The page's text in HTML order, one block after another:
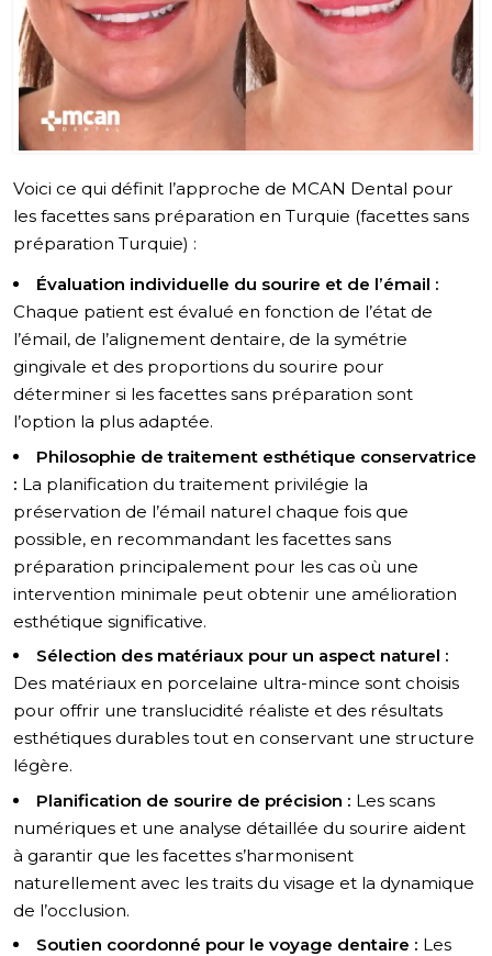
Voici ce qui définit l’approche de MCAN Dental pour
les facettes sans préparation en Turquie (facettes sans
préparation Turquie) :
Évaluation individuelle du sourire et de l’émail :
Chaque patient est évalué en fonction de l’état de
l’émail, de l’alignement dentaire, de la symétrie
gingivale et des proportions du sourire pour
déterminer si les facettes sans préparation sont
l’option la plus adaptée.
Philosophie de traitement esthétique conservatrice
: La planification du traitement privilégie la
préservation de l’émail naturel chaque fois que
possible, en recommandant les facettes sans
préparation principalement pour les cas où une
intervention minimale peut obtenir une amélioration
esthétique significative.
Sélection des matériaux pour un aspect naturel :
Des matériaux en porcelaine ultra-mince sont choisis
pour offrir une translucidité réaliste et des résultats
esthétiques durables tout en conservant une structure
légère.
Planification de sourire de précision : Les scans
numériques et une analyse détaillée du sourire aident
à garantir que les facettes s’harmonisent
naturellement avec les traits du visage et la dynamique
de l’occlusion.
Soutien coordonné pour le voyage dentaire : Les